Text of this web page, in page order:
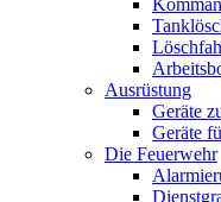
Ausrüstung
Geräte
Geräte
Die Feuerwehr